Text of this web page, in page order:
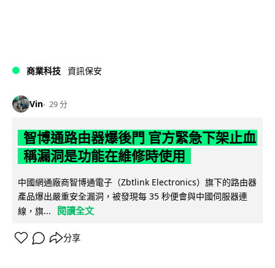
商業科技 資訊保安
Vin 29 分
智博通路由器爆後門 官方緊急下架止血
稱漏洞是功能在維修時使用
中國網通廠商智博通電子（Zbtlink Electronics）旗下的路由器
產品爆出嚴重安全漏洞，被發現每 35 秒便會與中國伺服器連
線，旗...
閱讀全文
分享